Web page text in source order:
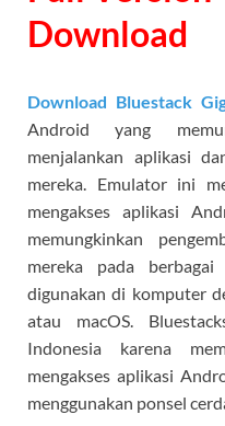
Download
Download Bluestack
Android yang
menjalankan aplikasi
mereka. Emulator ini
mengakses aplikasi
memungkinkan
mereka pada
digunakan di komputer
atau macOS.
Indonesia karena
mengakses aplikasi
menggunakan ponsel